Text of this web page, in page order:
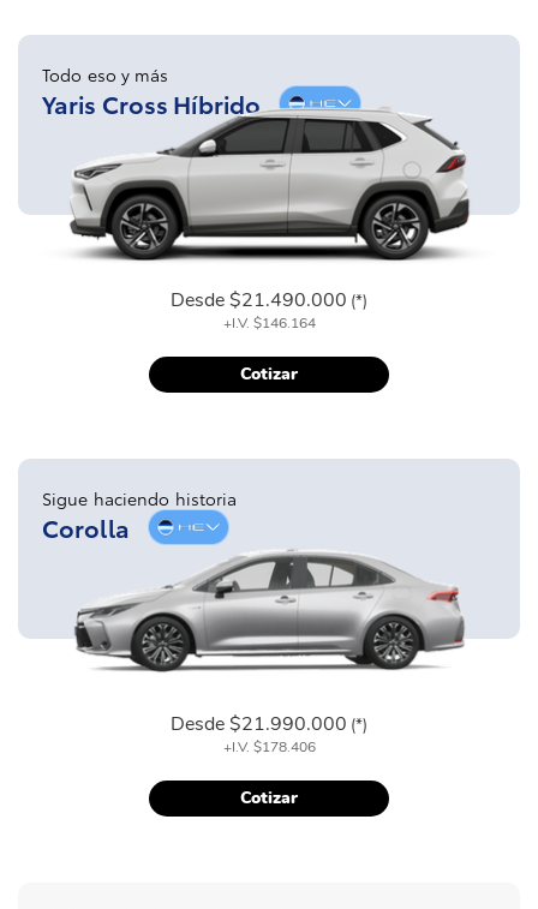
Todo eso y más
Yaris Cross Híbrido
Desde$21.490.000 (*)
+I.V. $146.164
Cotizar
Sigue haciendo historia
Corolla
Desde$21.990.000 (*)
+I.V. $178.406
Cotizar